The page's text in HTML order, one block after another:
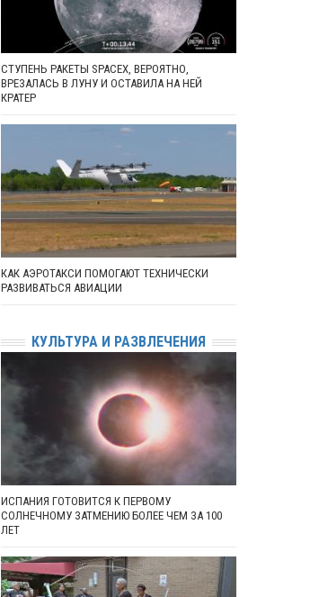
СТУПЕНЬ РАКЕТЫ SPACEX, ВЕРОЯТНО,
ВРЕЗАЛАСЬ В ЛУНУ И ОСТАВИЛА НА НЕЙ
КРАТЕР
КАК АЭРОТАКСИ ПОМОГАЮТ ТЕХНИЧЕСКИ
РАЗВИВАТЬСЯ АВИАЦИИ
КУЛЬТУРА И РАЗВЛЕЧЕНИЯ
ИСПАНИЯ ГОТОВИТСЯ К ПЕРВОМУ
СОЛНЕЧНОМУ ЗАТМЕНИЮ БОЛЕЕ ЧЕМ ЗА 100
ЛЕТ